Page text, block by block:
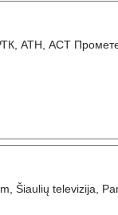
АТН, АСТ
Šiaulių televizija,